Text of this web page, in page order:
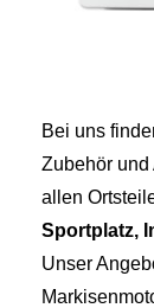
Bei uns
Zubehör und
allen
Sportplatz,
Unser